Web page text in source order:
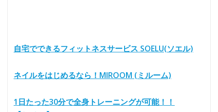
自宅でできるフィットネスサービス SOELU(ソエル)
ネイルをはじめるなら！MIROOM (ミルーム)
1日たった30分で全身トレーニングが可能！！